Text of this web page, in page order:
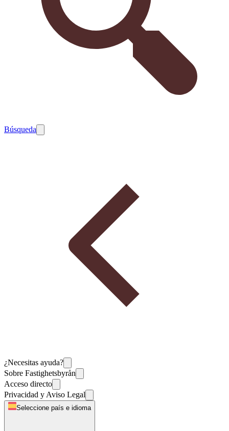
Búsqueda
¿Necesitas ayuda?
Sobre Fastighetsbyrån
Acceso directo
Privacidad y Aviso Legal
Seleccione país e idioma